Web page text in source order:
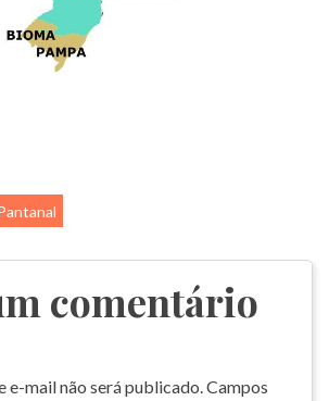
comentário
e-mail não será publicado.Campos